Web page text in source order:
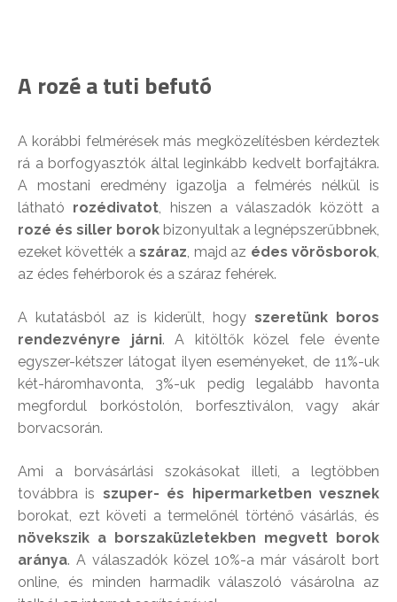
A rozé a tuti befutó
A korábbi felmérések más megközelítésben kérdeztek
rá a borfogyasztók által leginkább kedvelt borfajtákra.
A mostani eredmény igazolja a felmérés nélkül is
látható rozédivatot, hiszen a válaszadók között a
rozé és siller borok bizonyultak a legnépszerűbbnek,
ezeket követték aszáraz, majd az édes vörösborok,
az édes fehérborok és a száraz fehérek.
A kutatásból az is kiderült, hogyszeretünk boros
rendezvényre járni. A kitöltők közel fele évente
egyszer-kétszer látogat ilyen eseményeket, de 11%-uk
két-háromhavonta, 3%-uk pedig legalább havonta
megfordul borkóstolón, borfesztiválon, vagy akár
borvacsorán.
Ami a borvásárlási szokásokat illeti, a legtöbben
továbbra is szuper- és hipermarketben vesznek
borokat, ezt követi a termelőnél történő vásárlás, és
növekszik a borszaküzletekben megvett borok
aránya. A válaszadók közel 10%-a már vásárolt bort
online, és minden harmadik válaszoló vásárolna az